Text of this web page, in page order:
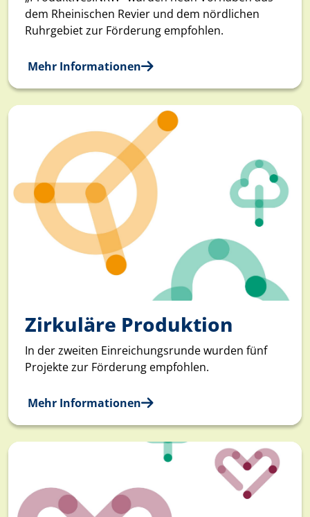
dem Rheinischen Revier und dem nördlichen
Ruhrgebiet zur Förderung empfohlen.
Mehr Informationen
Zirkuläre Produktion
In der zweiten Einreichungsrunde wurden fünf
Projekte zur Förderung empfohlen.
Mehr Informationen